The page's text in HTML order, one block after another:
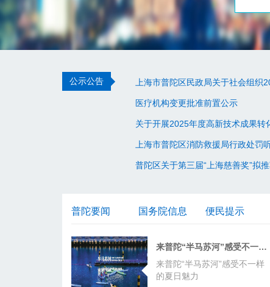
公示公告 上海市普陀区民政局关于社会组织
医疗机构变更批准前置公示
关于开展2025年度高新技术成果
上海市普陀区消防救援局行政处罚
普陀区关于第三届“上海慈善奖”拟
普陀要闻 国务院信息 便民提示
来普陀“半马苏河”感受不一样的夏日魅力
来普陀“半马苏河”感受不一样
的夏日魅力